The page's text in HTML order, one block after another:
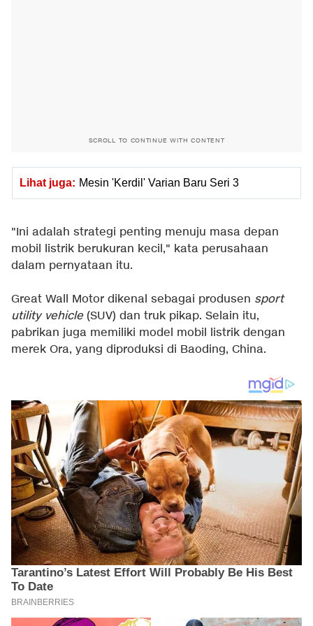
SCROLL TO CONTINUE WITH CONTENT
Lihat juga: Mesin 'Kerdil' Varian Baru Seri 3
"Ini adalah strategi penting menuju masa depan
mobil listrik berukuran kecil," kata perusahaan
dalam pernyataan itu.
Great Wall Motor dikenal sebagai produsen sport
utility vehicle (SUV) dan truk pikap. Selain itu,
pabrikan juga memiliki model mobil listrik dengan
merek Ora, yang diproduksi di Baoding, China.